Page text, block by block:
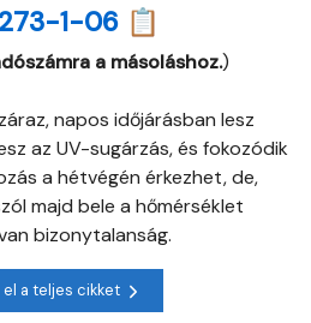
1-06 📋
a másoláshoz.)
napos időjárásban lesz
az UV-sugárzás, és fokozódik
a hétvégén érkezhet, de,
majd bele a hőmérséklet
bizonytalanság.
el a teljes cikket